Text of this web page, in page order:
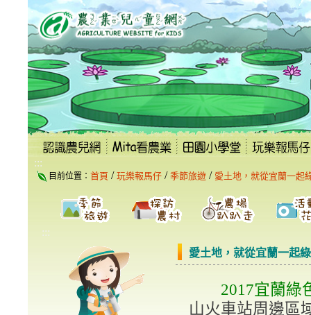
跳
到
要
內
容
區
塊
:::
目前位置： 首頁 / 玩樂報馬仔 / 季節旅遊 / 愛土地，就從宜蘭一起
:::
愛土地，就從宜蘭一起
2017宜蘭綠
山火車站周邊區